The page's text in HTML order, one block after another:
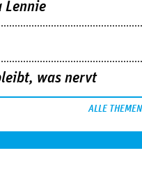
Lennie
was nervt
ALLE THEMEN